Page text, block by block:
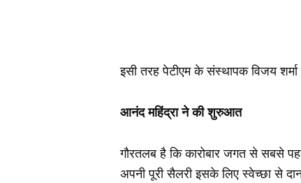
इसी तरह पेटीएम के संस्थापक विजय
आनंद महिंद्रा ने की शुरुआत
गौरतलब है कि कारोबार जगत से सबसे
अपनी पूरी सैलरी इसके लिए स्वेच्छा से